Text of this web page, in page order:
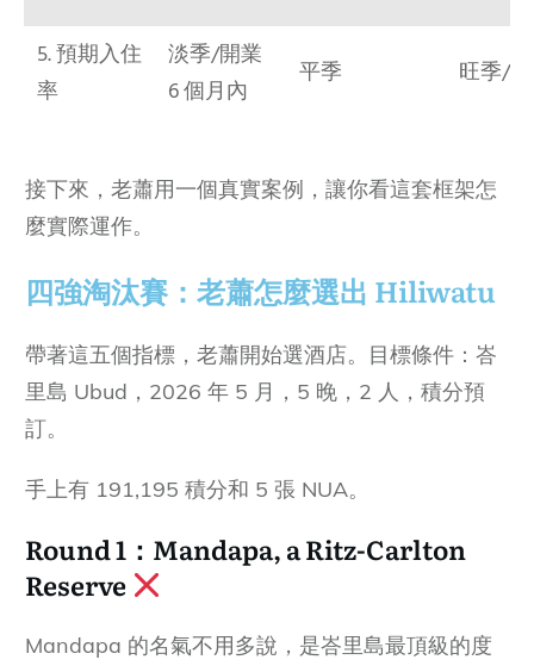
5. 預期入住
率
淡季/開業
6 個月內
平季 旺季/
接下來，老蕭用一個真實案例，讓你看這套框架怎
麼實際運作。
四強淘汰賽：老蕭怎麼選出 Hiliwatu
帶著這五個指標，老蕭開始選酒店。目標條件：峇
里島 Ubud，2026 年 5 月，5 晚，2 人，積分預
訂。
手上有 191,195 積分和 5 張 NUA。
Round 1：Mandapa, a Ritz-Carlton
Reserve
Mandapa 的名氣不用多說，是峇里島最頂級的度